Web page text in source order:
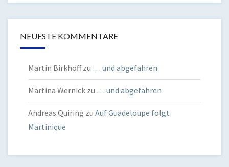
NEUESTE KOMMENTARE
Martin Birkhoffzu … und abgefahren
Martina Wernick zu … und abgefahren
Andreas Quiring zu Auf Guadeloupe folgt
Martinique